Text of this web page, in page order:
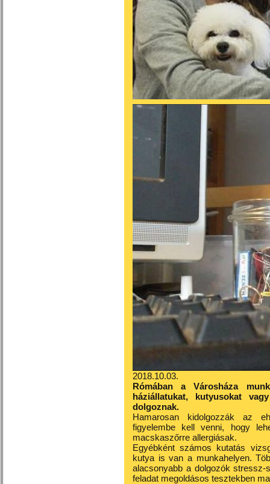
2018.10.03.
Rómában a Városháza
háziállatukat, kutyusokat
dolgoznak.
Hamarosan kidolgozzák az
figyelembe kell venni, hogy
macskaszőrre allergiásak.
Egyébként számos kutatás
kutya is van a munkahelyen.
alacsonyabb a dolgozók
feladat megoldásos tesztekben